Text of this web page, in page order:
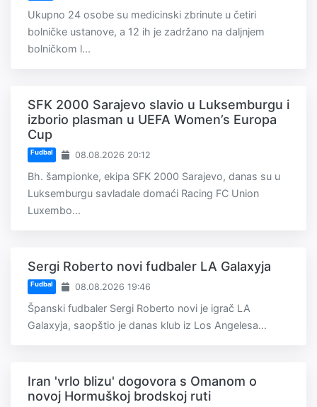
Ukupno 24 osobe su medicinski zbrinute u četiri
bolničke ustanove, a 12 ih je zadržano na daljnjem
bolničkom l...
SFK 2000 Sarajevo slavio u Luksemburgu i
izborio plasman u UEFA Women’s Europa
Cup
Fudbal 08.08.2026 20:12
Bh. šampionke, ekipa SFK 2000 Sarajevo, danas su u
Luksemburgu savladale domaći Racing FC Union
Luxembo...
Sergi Roberto novi fudbaler LA Galaxyja
Fudbal 08.08.2026 19:46
Španski fudbaler Sergi Roberto novi je igrač LA
Galaxyja, saopštio je danas klub iz Los Angelesa...
Iran 'vrlo blizu' dogovora s Omanom o
novoj Hormuškoj brodskoj ruti